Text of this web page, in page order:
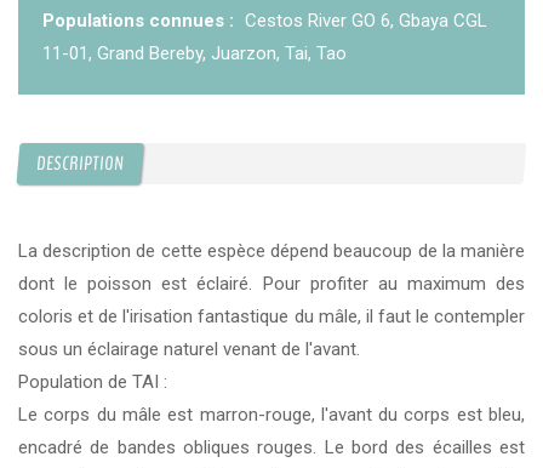
Populations connues : Cestos River GO 6, Gbaya CGL
11-01, Grand Bereby, Juarzon, Tai, Tao
DESCRIPTION
La description de cette espèce dépend beaucoup de la manière
dont le poisson est éclairé. Pour profiter au maximum des
coloris et de l'irisation fantastique du mâle, il faut le contempler
sous un éclairage naturel venant de l'avant.
Population de TAI :
Le corps du mâle est marron-rouge, l'avant du corps est bleu,
encadré de bandes obliques rouges. Le bord des écailles est